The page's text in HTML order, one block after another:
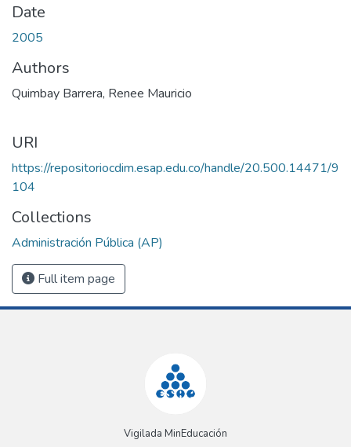
Date
2005
Authors
Quimbay Barrera, Renee Mauricio
URI
https://repositoriocdim.esap.edu.co/handle/20.500.14471/9
104
Collections
Administración Pública (AP)
Full item page
Vigilada MinEducación